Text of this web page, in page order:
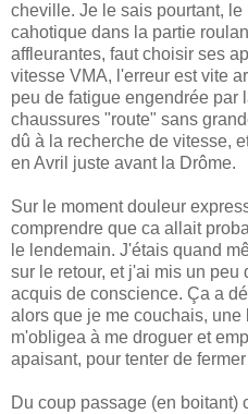
cheville. Je le sais pourtant, le
cahotique dans la partie
affleurantes, faut choisir ses
vitesse VMA, l'erreur est vite
peu de fatigue engendrée par
chaussures "route" sans
dû à la recherche de vitesse,
en Avril juste avant la Drôme.
Sur le moment douleur
comprendre que ca allait
le lendemain. J'étais quand
sur le retour, et j'ai mis un
acquis de conscience. Ça a
alors que je me couchais,
m'obligea à me droguer et
apaisant, pour tenter de
Du coup passage (en boitant)